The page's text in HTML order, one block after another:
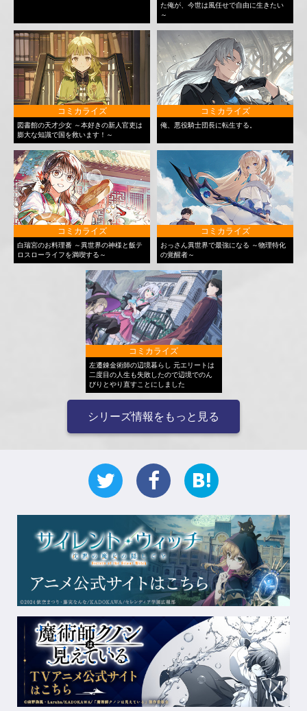
た俺が、今世は風任せで自由に生きたい
～
コミカライズ
図書館の天才少女 ～本好きの新人官吏は
膨大な知識で国を救います！～
コミカライズ
俺、悪役騎士団長に転生する。
コミカライズ
白瑞宮のお料理番 ～異世界の神様と飯テ
ロスローライフを満喫する～
コミカライズ
おっさん異世界で最強になる ～物理特化
の覚醒者～
コミカライズ
左遷錬金術師の辺境暮らし 元エリートは
二度目の人生も失敗したので辺境でのん
びりとやり直すことにしました
シリーズ情報をもっと見る